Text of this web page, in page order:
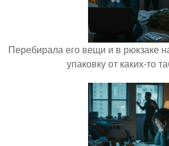
Перебирала его вещи и в рюкзаке
упаковку от каких-то